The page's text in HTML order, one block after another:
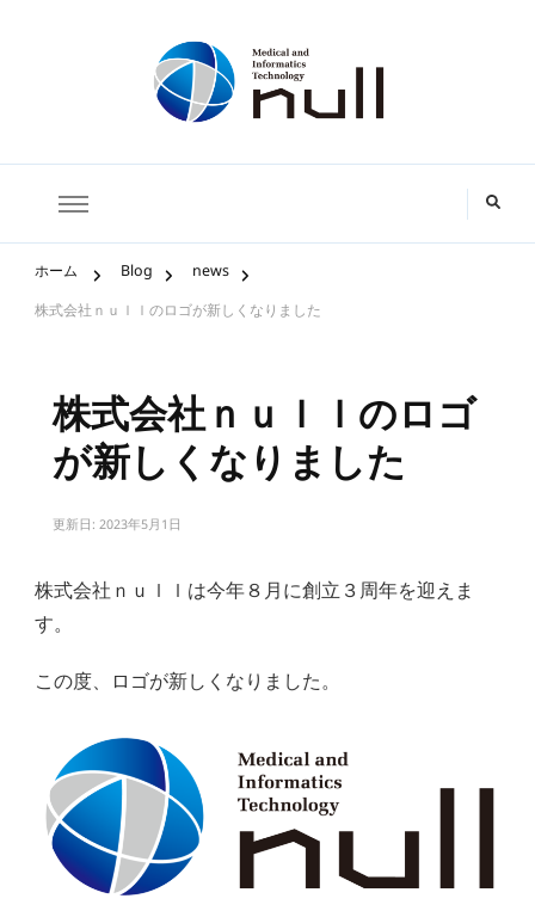
株式会社ｎｕｌｌ
ホーム Blog
news
株式会社ｎｕｌｌのロゴが新しくなりました
株式会社ｎｕｌｌのロゴ
が新しくなりました
更新日:2023年5月1日
株式会社ｎｕｌｌは今年８月に創立３周年を迎えま
す。
この度、ロゴが新しくなりました。